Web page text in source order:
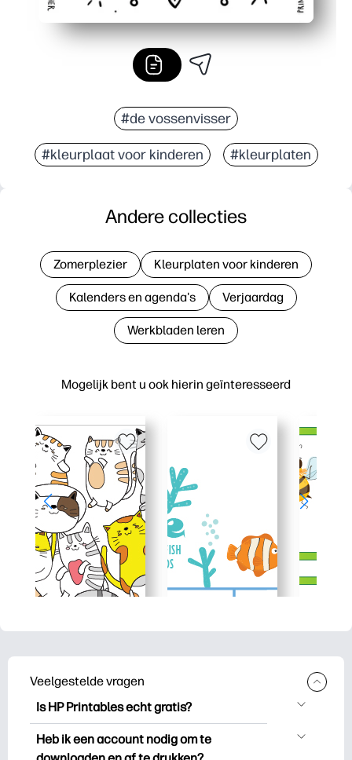
#de vossenvisser
#kleurplaat voor kinderen #kleurplaten
Mogelijk bent u ook hierin geïnteresseerd
Andere collecties
Zomerplezier Kleurplaten voor kinderen
Kalenders en agenda's Verjaardag
Werkbladen leren
Veelgestelde vragen
Is HP Printables echt gratis?
HP Printables biedt meer dan 2.500
gratis printables om te downloaden en
Heb ik een account nodig om te